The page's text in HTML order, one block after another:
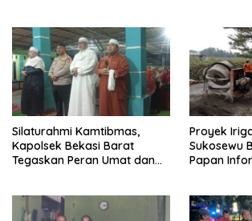
Silaturahmi Kamtibmas,
Kapolsek Bekasi Barat
Tegaskan Peran Umat dan
Proyek
Sukosewu
Papan